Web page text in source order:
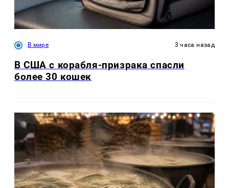
В мире 3 часа назад
В США с корабля-призрака спасли
более 30 кошек